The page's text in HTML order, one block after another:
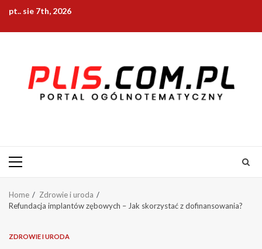
Skip
content
pt.. sie 7th, 2026
Primary
Home
Zdrowie i uroda
Refundacja implantów zębowych – Jak skorzystać z dofinansowania?
ZDROWIE I URODA